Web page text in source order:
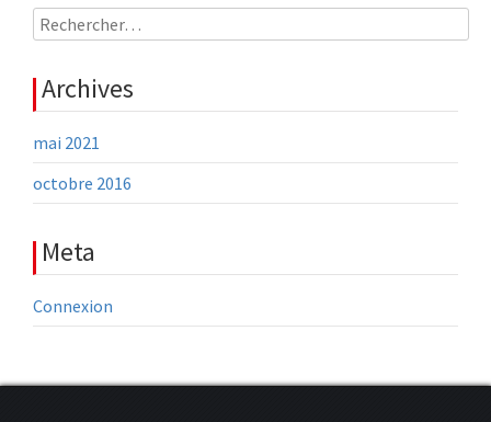
Rechercher :
Archives
mai 2021
octobre 2016
Meta
Connexion